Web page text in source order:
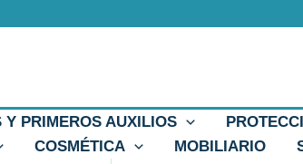
Y PRIMEROS AUXILIOS
COSMÉTICA MOBILIARIO